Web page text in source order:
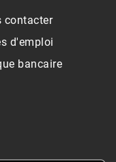
contacter
d'emploi
bancaire